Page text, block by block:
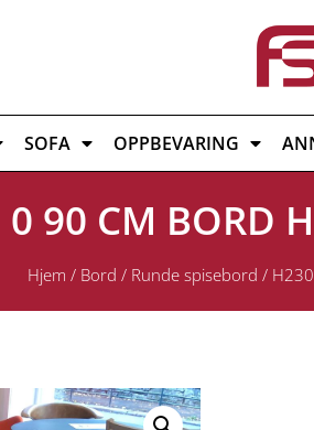
SOFA OPPBEVARING
0 90 CM BORD
Hjem / Bord / Runde spisebord / H230